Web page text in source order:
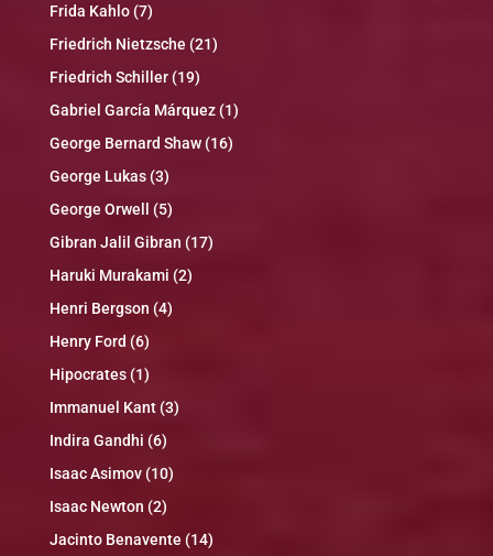
Frida Kahlo(7)
Friedrich Nietzsche (21)
Friedrich Schiller(19)
Gabriel García Márquez(1)
George Bernard Shaw(16)
George Lukas(3)
George Orwell
(5)
Gibran Jalil Gibran (17)
Haruki Murakami (2)
Henri Bergson (4)
Henry Ford (6)
Hipocrates(1)
Immanuel Kant(3)
Indira Gandhi (6)
Isaac Asimov(10)
Isaac Newton (2)
Jacinto Benavente (14)